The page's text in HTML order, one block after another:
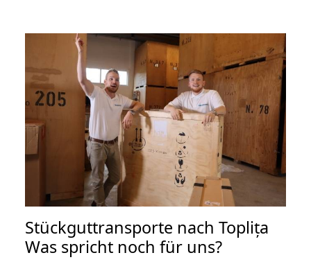
Stückguttransporte nach Toplița
Was spricht noch für uns?